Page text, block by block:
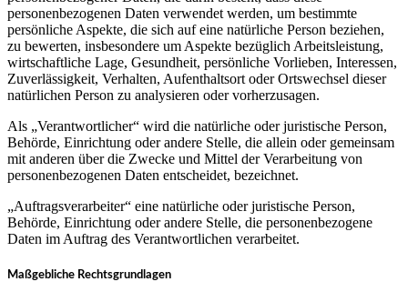
personenbezogenen Daten verwendet werden, um bestimmte
persönliche Aspekte, die sich auf eine natürliche Person beziehen,
zu bewerten, insbesondere um Aspekte bezüglich Arbeitsleistung,
wirtschaftliche Lage, Gesundheit, persönliche Vorlieben, Interessen,
Zuverlässigkeit, Verhalten, Aufenthaltsort oder Ortswechsel dieser
natürlichen Person zu analysieren oder vorherzusagen.
Als „Verantwortlicher“ wird die natürliche oder juristische Person,
Behörde, Einrichtung oder andere Stelle, die allein oder gemeinsam
mit anderen über die Zwecke und Mittel der Verarbeitung von
personenbezogenen Daten entscheidet, bezeichnet.
„Auftragsverarbeiter“ eine natürliche oder juristische Person,
Behörde, Einrichtung oder andere Stelle, die personenbezogene
Daten im Auftrag des Verantwortlichen verarbeitet.
Maßgebliche Rechtsgrundlagen